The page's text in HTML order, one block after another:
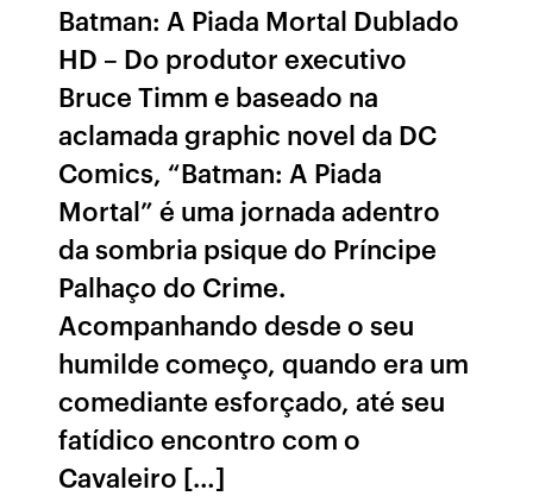
Batman: A Piada Mortal Dublado
HD – Do produtor executivo
Bruce Timm e baseado na
aclamada graphic novel da DC
Comics, “Batman: A Piada
Mortal” é uma jornada adentro
da sombria psique do Príncipe
Palhaço do Crime.
Acompanhando desde o seu
humilde começo, quando era um
comediante esforçado, até seu
fatídico encontro com o
Cavaleiro […]